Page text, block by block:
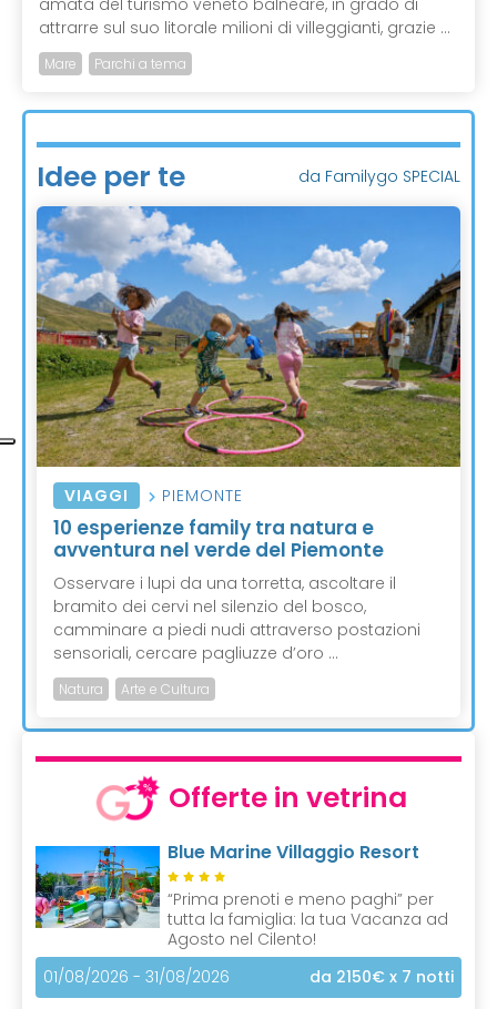
amata del turismo veneto balneare, in grado di
attrarre sul suo litorale milioni di villeggianti, grazie ...
Mare Parchi a tema
Idee per te da Familygo SPECIAL
VIAGGI PIEMONTE
10 esperienze family tra natura e
avventura nel verde del Piemonte
Osservare i lupi da una torretta, ascoltare il
bramito dei cervi nel silenzio del bosco,
camminare a piedi nudi attraverso postazioni
sensoriali, cercare pagliuzze d’oro ...
Natura Arte e Cultura
Offerte in vetrina
Blue Marine Villaggio Resort
“Prima prenoti e meno paghi” per
tutta la famiglia: la tua Vacanza ad
Agosto nel Cilento!
01/08/2026 - 31/08/2026
da 2150€ x 7 notti